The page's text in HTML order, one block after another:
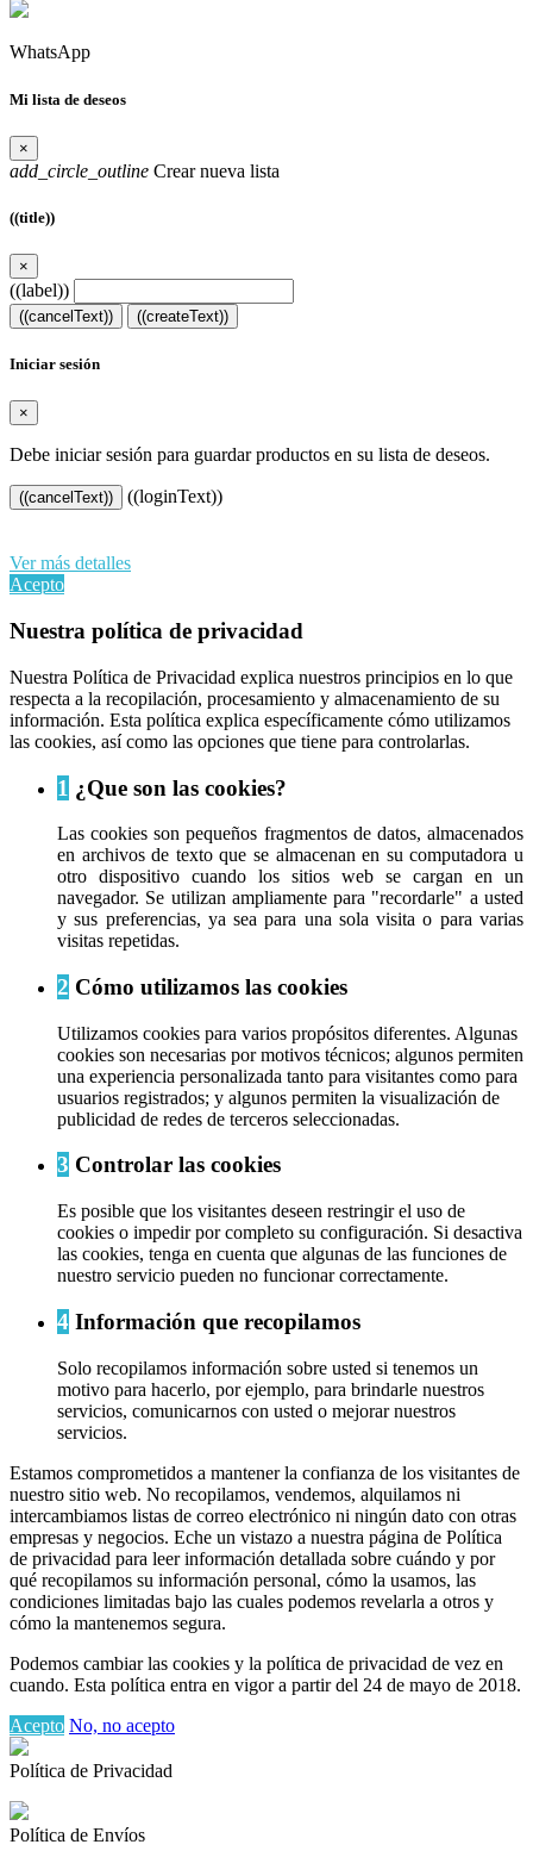
WhatsApp
Mi lista de deseos
×
add_circle_outline Crear nueva lista
((title))
×
((label))
((cancelText)) ((createText))
Iniciar sesión
×
Debe iniciar sesión para guardar productos en su lista de deseos.
((cancelText))
((loginText))
Ver más detalles
Acepto
Nuestra política de privacidad
Nuestra Política de Privacidad explica nuestros principios en lo que
respecta a la recopilación, procesamiento y almacenamiento de su
información. Esta política explica específicamente cómo utilizamos
las cookies, así como las opciones que tiene para controlarlas.
1 ¿Que son las cookies?
Las cookies son pequeños fragmentos de datos, almacenados
en archivos de texto que se almacenan en su computadora u
otro dispositivo cuando los sitios web se cargan en un
navegador. Se utilizan ampliamente para "recordarle" a usted
y sus preferencias, ya sea para una sola visita o para varias
visitas repetidas.
2 Cómo utilizamos las cookies
Utilizamos cookies para varios propósitos diferentes. Algunas
cookies son necesarias por motivos técnicos; algunos permiten
una experiencia personalizada tanto para visitantes como para
usuarios registrados; y algunos permiten la visualización de
publicidad de redes de terceros seleccionadas.
3 Controlar las cookies
Es posible que los visitantes deseen restringir el uso de
cookies o impedir por completo su configuración. Si desactiva
las cookies, tenga en cuenta que algunas de las funciones de
nuestro servicio pueden no funcionar correctamente.
4 Información que recopilamos
Solo recopilamos información sobre usted si tenemos un
motivo para hacerlo, por ejemplo, para brindarle nuestros
servicios, comunicarnos con usted o mejorar nuestros
servicios.
Estamos comprometidos a mantener la confianza de los visitantes de
nuestro sitio web. No recopilamos, vendemos, alquilamos ni
intercambiamos listas de correo electrónico ni ningún dato con otras
empresas y negocios. Eche un vistazo a nuestra página de Política
de privacidad para leer información detallada sobre cuándo y por
qué recopilamos su información personal, cómo la usamos, las
condiciones limitadas bajo las cuales podemos revelarla a otros y
cómo la mantenemos segura.
Podemos cambiar las cookies y la política de privacidad de vez en
cuando. Esta política entra en vigor a partir del 24 de mayo de 2018.
Acepto No, no acepto
Política de Privacidad
Política de Envíos